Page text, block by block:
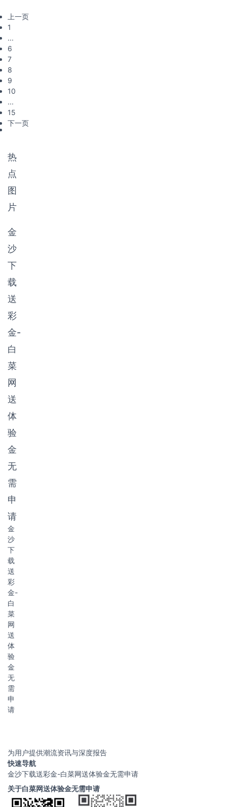
个方法，
积木玩具
的玩法很
多，可以
排列，接
合，环
形，对称
的多种样
式对于孩
子的智力
都有帮
和零食等
品类。
零售总额
为65.8
上年增长
2.6%；
直接向患
者提供其
所需之药
品和保健
服务的机
构，它与
批发公司
集中的功
能衔接，
将成批的
多品种药
品拆零，
者，使患
者可以很
到所需的
各种药
品，保证
生事业社
会目标的
实现。
校、车站
等人群密
集或人流
量大的公
共区域附
近的实体
店或提供
网上购物
的虚拟
店，是指
以经营即
主，以满
足便利性
需求为第
一宗旨，
式购物方
零售店或
网上商
店，具有
贴近社
方便、营
业时间
年轻消费
者需求等
特点
上一页
1
...
6
7
8
9
10
...
15
下一页
热
点
图
片
金
沙
下
载
送
彩
金-
白
菜
网
送
体
验
金
无
需
申
请
金
沙
下
载
送
彩
金-
白
菜
网
送
体
验
金
无
需
申
请
为用户提供潮流资讯与深度报告
快速导航
金沙下载送彩金-白菜网送体验金无需申请
关于白菜网送体验金无需申请